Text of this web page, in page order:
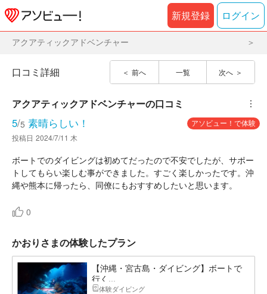
新規登録 ログイン
アクアティックアドベンチャー
前へ 一覧 次へ
口コミ詳細
アクアティックアドベンチャーの口コミ ︙
5/5 素晴らしい！
アソビュー！で体験
投稿日 2024/7/11 木
ボートでのダイビングは初めてだったので不安でしたが、サポー
トしてもらい楽しむ事ができました。すごく楽しかったです。沖
縄や熊本に帰ったら、同僚にもおすすめしたいと思います。
0
かおりさまの体験したプラン
【沖縄・宮古島・ダイビング】ボートで
行く...
体験ダイビング